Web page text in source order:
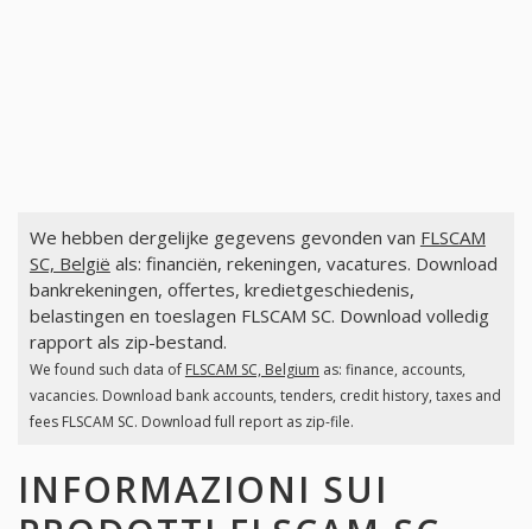
We hebben dergelijke gegevens gevonden van FLSCAM
SC, België als: financiën, rekeningen, vacatures. Download
bankrekeningen, offertes, kredietgeschiedenis,
belastingen en toeslagen FLSCAM SC. Download volledig
rapport als zip-bestand.
We found such data of FLSCAM SC, Belgium as: finance, accounts,
vacancies. Download bank accounts, tenders, credit history, taxes and
fees FLSCAM SC. Download full report as zip-file.
INFORMAZIONI SUI